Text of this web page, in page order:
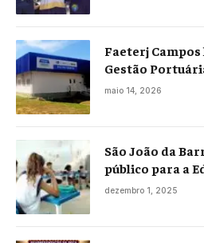
Faeterj
Gestão
maio 14, 2026
São João da
público para a
projeto já está
dezembro 1, 2025